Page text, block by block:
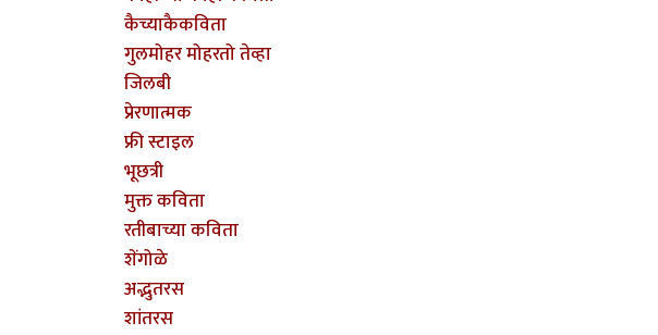
कैच्याकैकविता
गुलमोहर मोहरतो तेव्हा
जिलबी
प्रेरणात्मक
फ्री स्टाइल
भूछत्री
मुक्त कविता
रतीबाच्या कविता
शेंगोळे
अद्भुतरस
शांतरस